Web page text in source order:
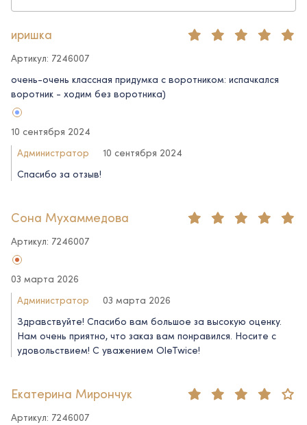
иришка
Артикул: 7246007
очень-очень классная придумка с воротником: испачкался
воротник - ходим без воротника)
10 сентября 2024
Администратор
10 сентября 2024
Спасибо за отзыв!
Сона Мухаммедова
Артикул: 7246007
03 марта 2026
Администратор
03 марта 2026
Здравствуйте! Спасибо вам большое за высокую оценку.
Нам очень приятно, что заказ вам понравился. Носите с
удовольствием! С уважением OleTwice!
Екатерина Мирончук
Артикул: 7246007